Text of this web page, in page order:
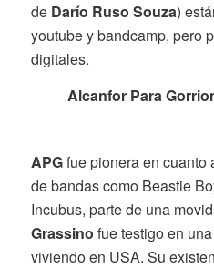
de Darío Ruso Souza)
youtube y bandcamp, pero
digitales.
Alcanfor Para
APGfue pionera en cuanto
de bandas como Beastie
Incubus, parte de una
Grassino fue testigo en
viviendo en USA. Su